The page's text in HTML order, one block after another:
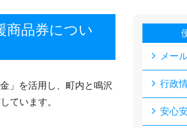
商品券につい
」を活用し、町内と鳴沢
ています。
メー
行政
安心